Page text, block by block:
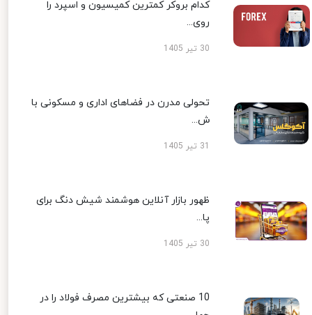
کدام بروکر کمترین کمیسیون و اسپرد را
روی...
30 تیر 1405
تحولی مدرن در فضاهای اداری و مسکونی با
ش...
ظهور بازار آنلاین هوشمند شیش دنگ برای
پا...
30 تیر 1405
10 صنعتی که بیشترین مصرف فولاد را در